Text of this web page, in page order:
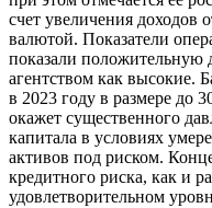
счет увеличения доходов
валютой. Показатели
показали положительную
агентством как высокие.
в 2023 году в размере до
окажет существенного
капитала в условиях
активов под риском.
кредитного риска, как и
удовлетворительном